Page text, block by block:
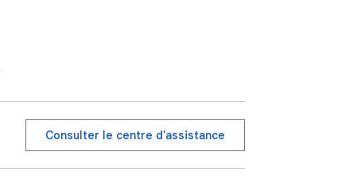
Consulter le centre d'assistance